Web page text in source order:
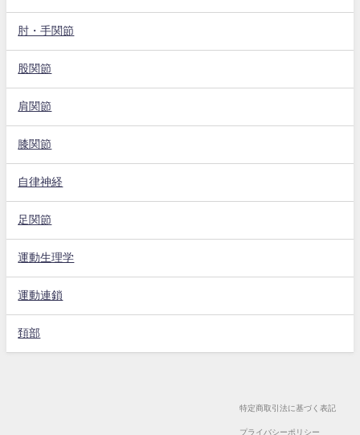
肘・手関節
股関節
肩関節
膝関節
自律神経
足関節
運動生理学
運動連鎖
頚部
特定商取引法に基づく表記
プライバシーポリシー